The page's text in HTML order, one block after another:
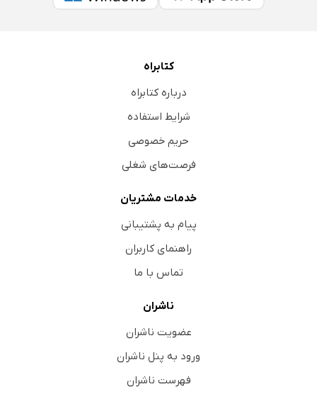
کتابراه
درباره کتابراه
شرایط استفاده
حریم خصوصی
فرصت‌های شغلی
خدمات مشتریان
پیام به پشتیبانی
راهنمای کاربران
تماس با ما
ناشران
عضویت ناشران
ورود به پنل ناشران
فهرست ناشران